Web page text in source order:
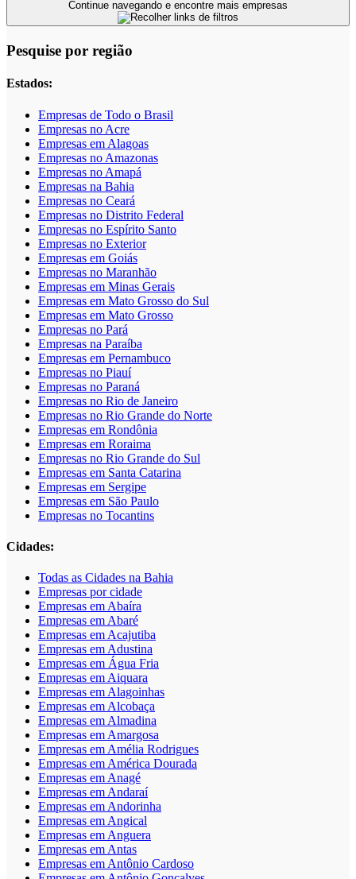
Pesquise por região
Estados:
Empresas de Todo o Brasil
Empresas no Acre
Empresas em Alagoas
Empresas no Amazonas
Empresas no Amapá
Empresas na Bahia
Empresas no Ceará
Empresas no Distrito Federal
Empresas no Espírito Santo
Empresas no Exterior
Empresas em Goiás
Empresas no Maranhão
Empresas em Minas Gerais
Empresas em Mato Grosso do Sul
Empresas em Mato Grosso
Empresas no Pará
Empresas na Paraíba
Empresas em Pernambuco
Empresas no Piauí
Empresas no Paraná
Empresas no Rio de Janeiro
Empresas no Rio Grande do Norte
Empresas em Rondônia
Empresas em Roraima
Empresas no Rio Grande do Sul
Empresas em Santa Catarina
Empresas em Sergipe
Empresas em São Paulo
Empresas no Tocantins
Cidades:
Todas as Cidades na Bahia
Empresas por cidade
Empresas em Abaíra
Empresas em Abaré
Empresas em Acajutiba
Empresas em Adustina
Empresas em Água Fria
Empresas em Aiquara
Empresas em Alagoinhas
Empresas em Alcobaça
Empresas em Almadina
Empresas em Amargosa
Empresas em Amélia Rodrigues
Empresas em América Dourada
Empresas em Anagé
Empresas em Andaraí
Empresas em Andorinha
Empresas em Angical
Empresas em Anguera
Empresas em Antas
Empresas em Antônio Cardoso